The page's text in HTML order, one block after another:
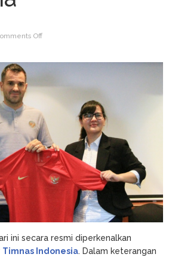
που αξίζει να
Casino
Schritt-für-Schritt-
Offon
McMenemy
Penampilan
Cemerlang
Timnas
Indonesia
ini secara resmi diperkenalkan
Timnas Indonesia. Dalam keterangan